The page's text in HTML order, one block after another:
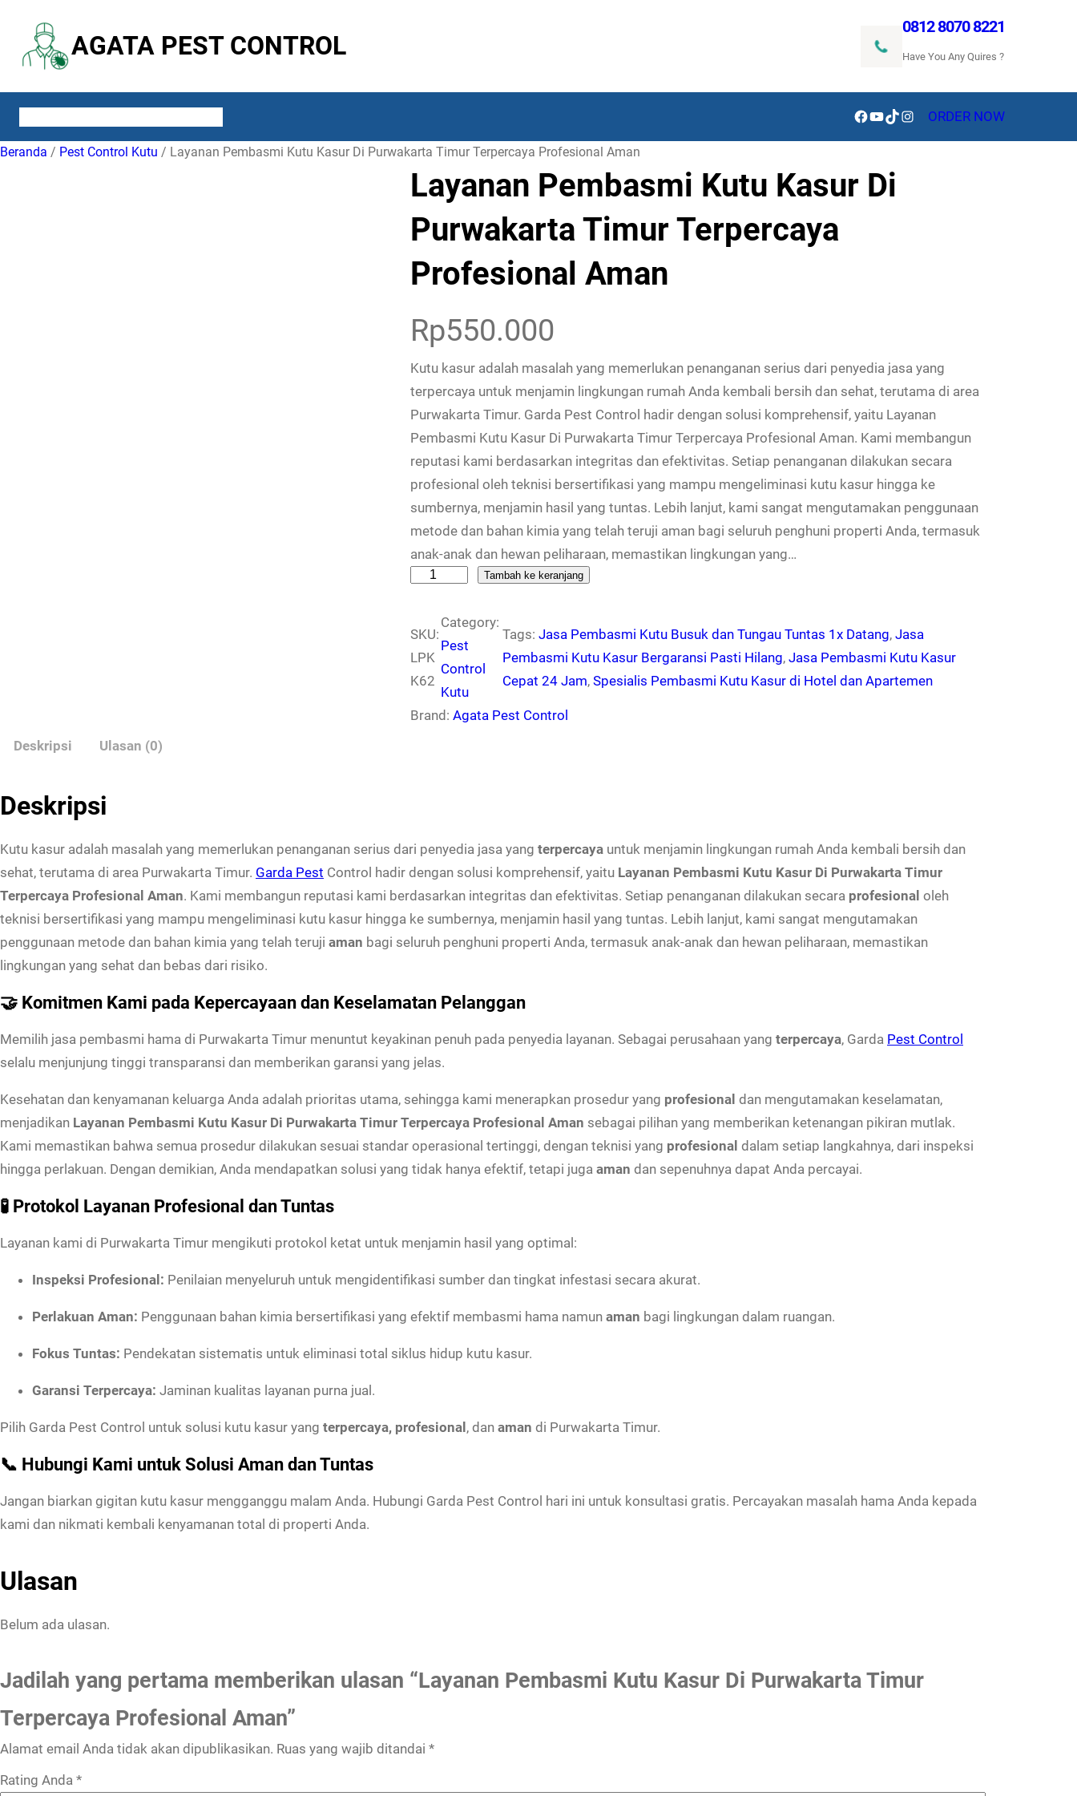
konten
AGATA PEST CONTROL
0812 8070 8221
Have You Any Quires ?
Facebook
YouTube
TikTokInstagramORDER NOW
Beranda / Pest Control Kutu / Layanan Pembasmi Kutu Kasur Di Purwakarta Timur Terpercaya Profesional Aman
Layanan Pembasmi Kutu Kasur Di
Purwakarta Timur Terpercaya
Profesional Aman
Rp550.000
Kutu kasur adalah masalah yang memerlukan penanganan serius dari penyedia jasa yang
terpercaya untuk menjamin lingkungan rumah Anda kembali bersih dan sehat, terutama di area
Purwakarta Timur. Garda Pest Control hadir dengan solusi komprehensif, yaitu Layanan
Pembasmi Kutu Kasur Di Purwakarta Timur Terpercaya Profesional Aman. Kami membangun
reputasi kami berdasarkan integritas dan efektivitas. Setiap penanganan dilakukan secara
profesional oleh teknisi bersertifikasi yang mampu mengeliminasi kutu kasur hingga ke
sumbernya, menjamin hasil yang tuntas. Lebih lanjut, kami sangat mengutamakan penggunaan
metode dan bahan kimia yang telah teruji aman bagi seluruh penghuni properti Anda, termasuk
anak-anak dan hewan peliharaan, memastikan lingkungan yang…
t
a
n
a
n
P
m
a
s
a
s
r
D
r
k
m
T
Tambah ke keranjang
SKU:
LPK
K62
Category:
Pest
Control
Kutu
Tags:Jasa Pembasmi Kutu Busuk dan Tungau Tuntas 1x Datang, Jasa
Pembasmi Kutu Kasur Bergaransi Pasti Hilang, Jasa Pembasmi Kutu Kasur
Cepat 24 Jam, Spesialis Pembasmi Kutu Kasur di Hotel dan Apartemen
Brand: Agata Pest Control
Deskripsi
Ulasan (0)
Deskripsi
Kutu kasur adalah masalah yang memerlukan penanganan serius dari penyedia jasa yang terpercaya untuk menjamin lingkungan rumah Anda kembali bersih dan
sehat, terutama di area Purwakarta Timur. Garda Pest Control hadir dengan solusi komprehensif, yaitu Layanan Pembasmi Kutu Kasur Di Purwakarta Timur
Terpercaya Profesional Aman. Kami membangun reputasi kami berdasarkan integritas dan efektivitas. Setiap penanganan dilakukan secara profesional oleh
teknisi bersertifikasi yang mampu mengeliminasi kutu kasur hingga ke sumbernya, menjamin hasil yang tuntas. Lebih lanjut, kami sangat mengutamakan
penggunaan metode dan bahan kimia yang telah teruji aman bagi seluruh penghuni properti Anda, termasuk anak-anak dan hewan peliharaan, memastikan
lingkungan yang sehat dan bebas dari risiko.
🤝 Komitmen Kami pada Kepercayaan dan Keselamatan Pelanggan
Memilih jasa pembasmi hama di Purwakarta Timur menuntut keyakinan penuh pada penyedia layanan. Sebagai perusahaan yang terpercaya, Garda Pest Control
selalu menjunjung tinggi transparansi dan memberikan garansi yang jelas.
Kesehatan dan kenyamanan keluarga Anda adalah prioritas utama, sehingga kami menerapkan prosedur yang profesional dan mengutamakan keselamatan,
menjadikan Layanan Pembasmi Kutu Kasur Di Purwakarta Timur Terpercaya Profesional Aman sebagai pilihan yang memberikan ketenangan pikiran mutlak.
Kami memastikan bahwa semua prosedur dilakukan sesuai standar operasional tertinggi, dengan teknisi yang profesional dalam setiap langkahnya, dari inspeksi
hingga perlakuan. Dengan demikian, Anda mendapatkan solusi yang tidak hanya efektif, tetapi juga aman dan sepenuhnya dapat Anda percayai.
🧪 Protokol Layanan Profesional dan Tuntas
Layanan kami di Purwakarta Timur mengikuti protokol ketat untuk menjamin hasil yang optimal:
Inspeksi Profesional: Penilaian menyeluruh untuk mengidentifikasi sumber dan tingkat infestasi secara akurat.
Perlakuan Aman: Penggunaan bahan kimia bersertifikasi yang efektif membasmi hama namun aman bagi lingkungan dalam ruangan.
Fokus Tuntas: Pendekatan sistematis untuk eliminasi total siklus hidup kutu kasur.
Garansi Terpercaya: Jaminan kualitas layanan purna jual.
Pilih Garda Pest Control untuk solusi kutu kasur yang terpercaya, profesional, dan aman di Purwakarta Timur.
📞 Hubungi Kami untuk Solusi Aman dan Tuntas
Jangan biarkan gigitan kutu kasur mengganggu malam Anda. Hubungi Garda Pest Control hari ini untuk konsultasi gratis. Percayakan masalah hama Anda kepada
kami dan nikmati kembali kenyamanan total di properti Anda.
Ulasan
Belum ada ulasan.
Jadilah yang pertama memberikan ulasan “Layanan Pembasmi Kutu Kasur Di Purwakarta Timur
Terpercaya Profesional Aman”
Alamat email Anda tidak akan dipublikasikan. Ruas yang wajib ditandai *
Rating Anda *